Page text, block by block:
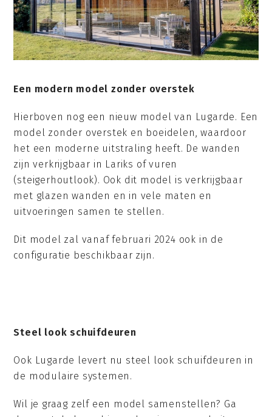
Een modern model zonder overstek
Hierboven nog een nieuw model van Lugarde. Een
model zonder overstek en boeidelen, waardoor
het een moderne uitstraling heeft. De wanden
zijn verkrijgbaar in Lariks of vuren
(steigerhoutlook). Ook dit model is verkrijgbaar
met glazen wanden en in vele maten en
uitvoeringen samen te stellen.
Dit model zal vanaf februari 2024 ook in de
configuratie beschikbaar zijn.
Steel look schuifdeuren
Ook Lugarde levert nu steel look schuifdeuren in
de modulaire systemen.
Wil je graag zelf een model samenstellen? Ga